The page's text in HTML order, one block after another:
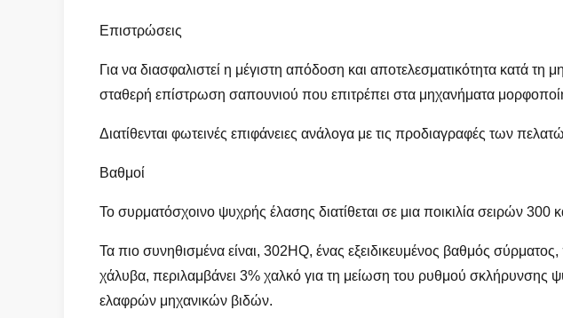
Επιστρώσεις
Για να διασφαλιστεί η μέγιστη απόδοση και αποτελεσματικότητα κατά
σταθερή επίστρωση σαπουνιού που επιτρέπει στα μηχανήματα
Διατίθενται φωτεινές επιφάνειες ανάλογα με τις προδιαγραφές των
Βαθμοί
Το συρματόσχοινο ψυχρής έλασης διατίθεται σε μια ποικιλία σειρών 300
Τα πιο συνηθισμένα είναι, 302HQ, ένας εξειδικευμένος βαθμός
χάλυβα, περιλαμβάνει 3% χαλκό για τη μείωση του ρυθμού σκλήρυνσης
ελαφρών μηχανικών βιδών.